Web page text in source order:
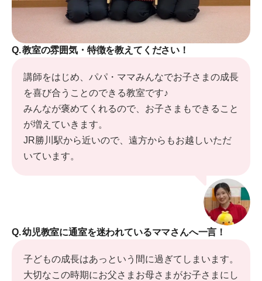
Q.教室の雰囲気・特徴を教えてください！
講師をはじめ、パパ・ママみんなでお子さまの成長
を喜び合うことのできる教室です♪
みんなが褒めてくれるので、お子さまもできること
が増えていきます。
JR勝川駅から近いので、遠方からもお越しいただ
いています。
Q.幼児教室に通室を迷われているママさんへ一言！
子どもの成長はあっという間に過ぎてしまいます。
大切なこの時期にお父さまお母さまがお子さまにし